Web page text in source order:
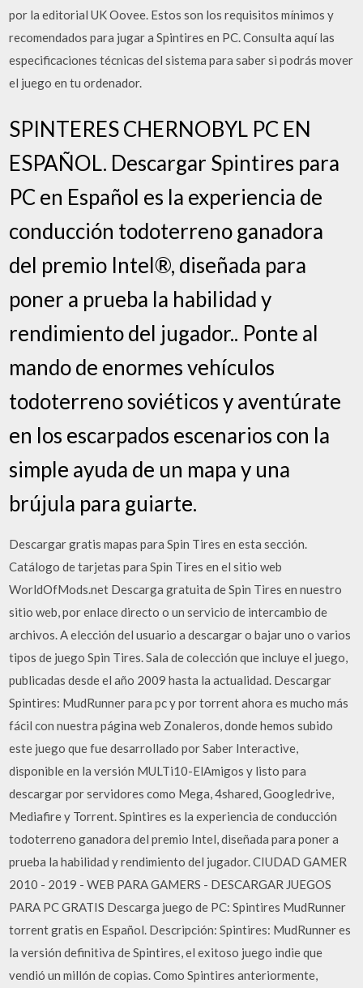
por la editorial UK Oovee. Estos son los requisitos mínimos y
recomendados para jugar a Spintires en PC. Consulta aquí las
especificaciones técnicas del sistema para saber si podrás mover
el juego en tu ordenador.
SPINTERES CHERNOBYL PC EN
ESPAÑOL. Descargar Spintires para
PC en Español es la experiencia de
conducción todoterreno ganadora
del premio Intel®, diseñada para
poner a prueba la habilidad y
rendimiento del jugador.. Ponte al
mando de enormes vehículos
todoterreno soviéticos y aventúrate
en los escarpados escenarios con la
simple ayuda de un mapa y una
brújula para guiarte.
Descargar gratis mapas para Spin Tires en esta sección.
Catálogo de tarjetas para Spin Tires en el sitio web
WorldOfMods.net Descarga gratuita de Spin Tires en nuestro
sitio web, por enlace directo o un servicio de intercambio de
archivos. A elección del usuario a descargar o bajar uno o varios
tipos de juego Spin Tires. Sala de colección que incluye el juego,
publicadas desde el año 2009 hasta la actualidad. Descargar
Spintires: MudRunner para pc y por torrent ahora es mucho más
fácil con nuestra página web Zonaleros, donde hemos subido
este juego que fue desarrollado por Saber Interactive,
disponible en la versión MULTi10-ElAmigos y listo para
descargar por servidores como Mega, 4shared, Googledrive,
Mediafire y Torrent. Spintires es la experiencia de conducción
todoterreno ganadora del premio Intel, diseñada para poner a
prueba la habilidad y rendimiento del jugador. CIUDAD GAMER
2010 - 2019 - WEB PARA GAMERS - DESCARGAR JUEGOS
PARA PC GRATIS Descarga juego de PC: Spintires MudRunner
torrent gratis en Español. Descripción: Spintires: MudRunner es
la versión definitiva de Spintires, el exitoso juego indie que
vendió un millón de copias. Como Spintires anteriormente,